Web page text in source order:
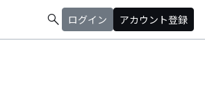
search ログイン アカウント登録